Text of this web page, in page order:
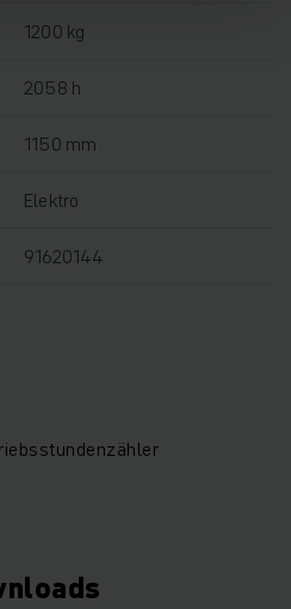
1200 kg
2058 h
1150 mm
Elektro
91620144